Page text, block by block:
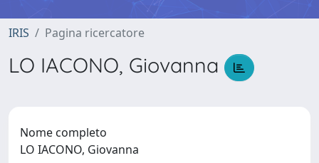
IRIS Pagina ricercatore
LO IACONO, Giovanna
Nome completo
LO IACONO, Giovanna